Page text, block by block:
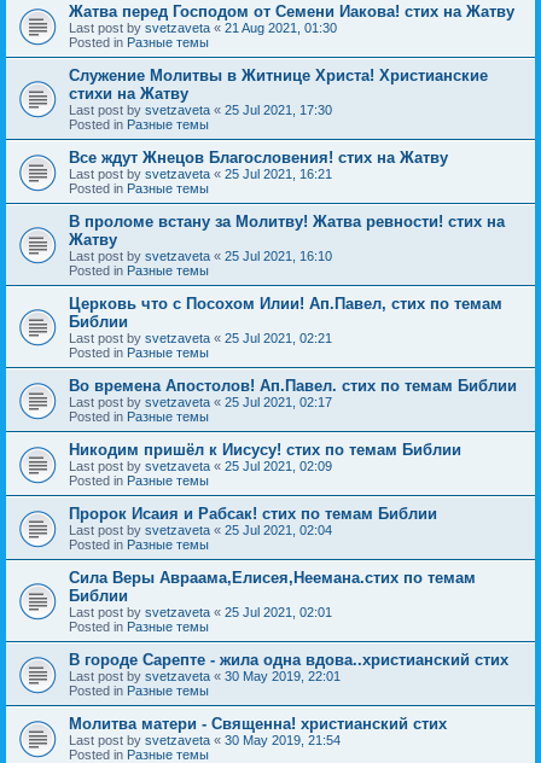
Жатва перед Господом от Семени Иакова! стих на Жатву
Last post by svetzaveta « 21 Aug 2021, 01:30
Posted in Разные темы
Служение Молитвы в Житнице Христа! Христианские
стихи на Жатву
Last post by svetzaveta « 25 Jul 2021, 17:30
Posted in Разные темы
Все ждут Жнецов Благословения! стих на Жатву
Last post by svetzaveta « 25 Jul 2021, 16:21
Posted in Разные темы
В проломе встану за Молитву! Жатва ревности! стих на
Жатву
Last post by svetzaveta « 25 Jul 2021, 16:10
Posted in Разные темы
Церковь что с Посохом Илии! Ап.Павел, стих по темам
Библии
Last post by svetzaveta « 25 Jul 2021, 02:21
Posted in Разные темы
Во времена Апостолов! Ап.Павел. стих по темам Библии
Last post by svetzaveta « 25 Jul 2021, 02:17
Posted in Разные темы
Никодим пришёл к Иисусу! стих по темам Библии
Last post by svetzaveta « 25 Jul 2021, 02:09
Posted in Разные темы
Пророк Исаия и Рабсак! стих по темам Библии
Last post by svetzaveta « 25 Jul 2021, 02:04
Posted in Разные темы
Сила Веры Авраама,Елисея,Неемана.стих по темам
Библии
Last post by svetzaveta « 25 Jul 2021, 02:01
Posted in Разные темы
В городе Сарепте - жила одна вдова..христианский стих
Last post by svetzaveta « 30 May 2019, 22:01
Posted in Разные темы
Молитва матери - Священна! христианский стих
Last post by svetzaveta « 30 May 2019, 21:54
Posted in Разные темы